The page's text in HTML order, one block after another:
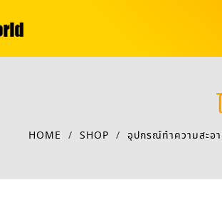
HOME / SHOP / อุปกรณ์ทําความสะอ